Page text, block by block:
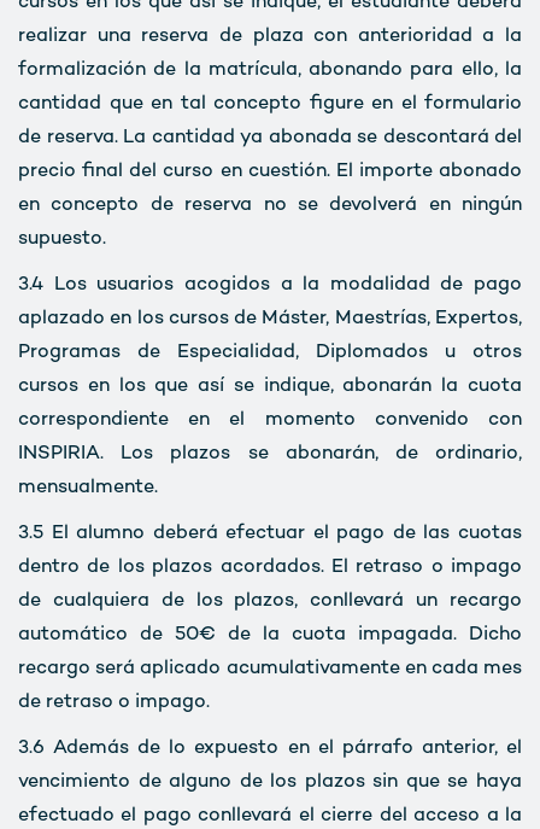
realizar una reserva de plaza con anterioridad a la
formalización de la matrícula, abonando para ello, la
cantidad que en tal concepto figure en el formulario
de reserva. La cantidad ya abonada se descontará del
precio final del curso en cuestión. El importe abonado
en concepto de reserva no se devolverá en ningún
supuesto.
3.4 Los usuarios acogidos a la modalidad de pago
aplazado en los cursos de Máster, Maestrías, Expertos,
Programas de Especialidad, Diplomados u otros
cursos en los que así se indique, abonarán la cuota
correspondiente en el momento convenido con
INSPIRIA. Los plazos se abonarán, de ordinario,
mensualmente.
3.5 El alumno deberá efectuar el pago de las cuotas
dentro de los plazos acordados. El retraso o impago
de cualquiera de los plazos, conllevará un recargo
automático de 50€ de la cuota impagada. Dicho
recargo será aplicado acumulativamente en cada mes
de retraso o impago.
3.6 Además de lo expuesto en el párrafo anterior, el
vencimiento de alguno de los plazos sin que se haya
efectuado el pago conllevará el cierre del acceso a la